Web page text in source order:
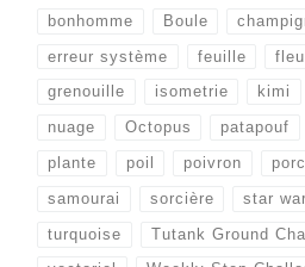
bonhomme Boule
erreur système feuille
grenouille isometrie kimi
nuage Octopus patapouf
plante poil poivron
samourai sorcière star
turquoise Tutank Ground